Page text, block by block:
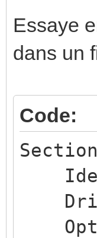
Essaye
dans un
Code: